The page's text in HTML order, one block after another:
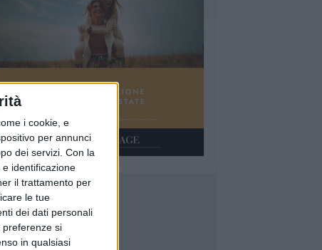
i cookie, e
per annunci
dei servizi. Con la
identificazione
il trattamento per
le tue
dei dati personali
preferenze si
in qualsiasi